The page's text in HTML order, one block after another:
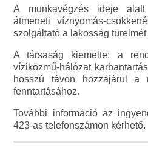
A munkavégzés ideje
átmeneti víznyomás-
szolgáltató a lakosság
A társaság kiemelte: a
víziközmű-hálózat
hosszú távon hozzájárul a
fenntartásához.
További információ az
423-as telefonszámon kérhető.